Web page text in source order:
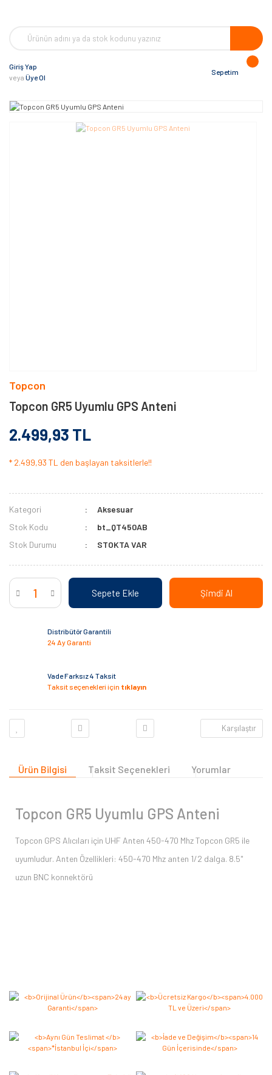
Giriş Yap
veya Üye Ol
Sepetim
Topcon
Topcon GR5 Uyumlu GPS Anteni
2.499,93 TL
* 2.499,93 TL den başlayan taksitlerle!!
Kategori
Aksesuar
Stok Kodu
bt_QT450AB
Stok Durumu
STOKTA VAR
Sepete Ekle Şimdi Al
Distribütör Garantili
24 Ay Garanti
Vade Farksız 4 Taksit
Taksit seçenekleri için tıklayın
Karşılaştır
Ürün Bilgisi Taksit Seçenekleri Yorumlar
Topcon GR5 Uyumlu GPS Anteni
Topcon GPS Alıcıları için UHF Anten 450-470 Mhz Topcon GR5 ile
uyumludur. Anten Özellikleri: 450-470 Mhz anten 1/2 dalga. 8.5"
uzun BNC konnektörü